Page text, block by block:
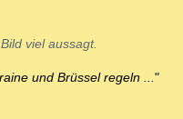
viel aussagt.
und Brüssel regeln ... "